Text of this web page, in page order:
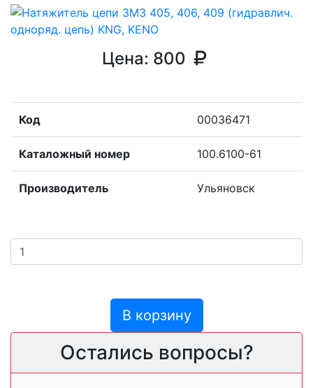
Цена: 800
Код 00036471
Каталожный номер 100.6100-61
Производитель Ульяновск
В корзину
Остались вопросы?